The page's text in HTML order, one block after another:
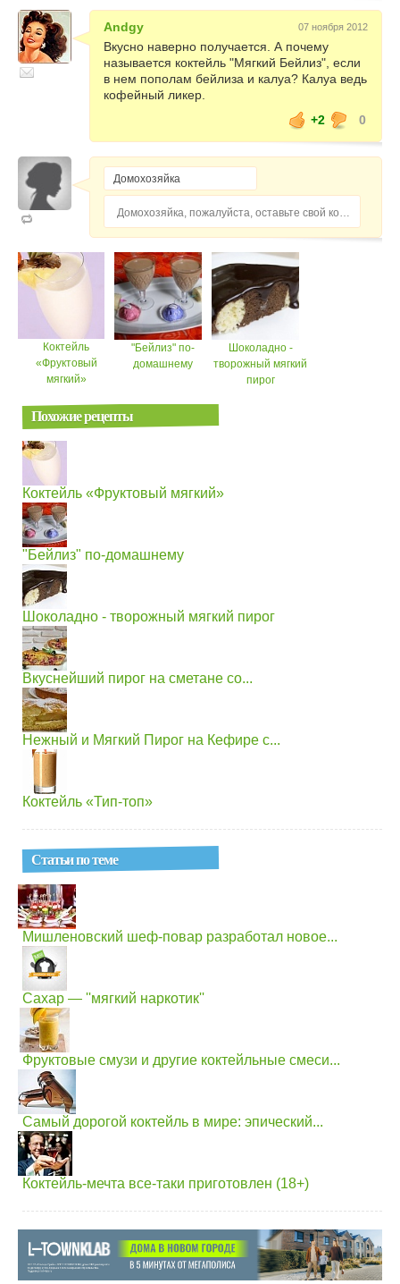
Andgy 07 ноября 2012
Вкусно наверно получается. А почему
называется коктейль "Мягкий Бейлиз", если
в нем пополам бейлиза и калуа? Калуа ведь
кофейный ликер.
+2
0
Домохозяйка, пожалуйста, оставьте свой комментарий...
Коктейль
«Фруктовый
мягкий»
"Бейлиз" по-
домашнему
Шоколадно -
творожный мягкий
пирог
Похожие рецепты
Коктейль «Фруктовый мягкий»
"Бейлиз" по-домашнему
Шоколадно - творожный мягкий пирог
Вкуснейший пирог на сметане со...
Нежный и Мягкий Пирог на Кефире с...
Коктейль «Тип-топ»
Статьи по теме
Мишленовский шеф-повар разработал новое...
Сахар — ''мягкий наркотик''
Фруктовые смузи и другие коктейльные смеси...
Самый дорогой коктейль в мире: эпический...
Коктейль-мечта все-таки приготовлен (18+)